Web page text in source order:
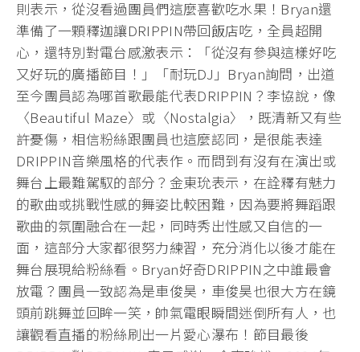
則表示，從沒看過團員們這麼喜歡吃水果！Bryan還
準備了一顆釋迦讓DRIPPIN帶回飯店吃，全員超開
心，還特別對電台感激表示：「從沒有參與這樣好吃
又好玩的廣播節目！」「耐玩DJ」Bryan詢問，出道
至今團員認為哪首歌最能代表DRIPPIN？李協說，像
〈Beautiful Maze〉或〈Nostalgia〉，既清新又有些
許憂傷，相信粉絲跟團員也這麼認同，是很能表達
DRIPPIN音樂風格的代表作。而問到有沒有在演出或
舞台上最難駕馭的部分？金東玧表示，在詮釋有魅力
的歌曲或挑戰性感的舞姿比較困難，因為要將舞蹈跟
歌曲的氛圍融合在一起，同時秀出性感又自信的一
面，這部分大家都很努力練習，充分消化以後才能在
舞台展現給粉絲看。Bryan好奇DRIPPIN之中誰最會
放電？團員一致認為是車俊昊，車俊昊也很大方在鏡
頭前跳舞並回眸一笑，帥氣電眼瞬間迷倒所有人，也
讓觀看直播的粉絲刷出一片愛心瀑布！節目最後